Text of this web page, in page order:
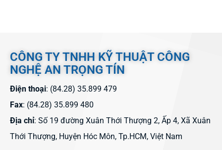
CÔNG TY TNHH KỸ THUẬT CÔNG
NGHỆ AN TRỌNG TÍN
Điện thoại: (84.28) 35.899 479
Fax: (84.28) 35.899 480
Địa chỉ: Số 19 đường Xuân Thới Thượng 2, Ấp 4, Xã Xuân
Thới Thượng, Huyện Hóc Môn, Tp.HCM, Việt Nam